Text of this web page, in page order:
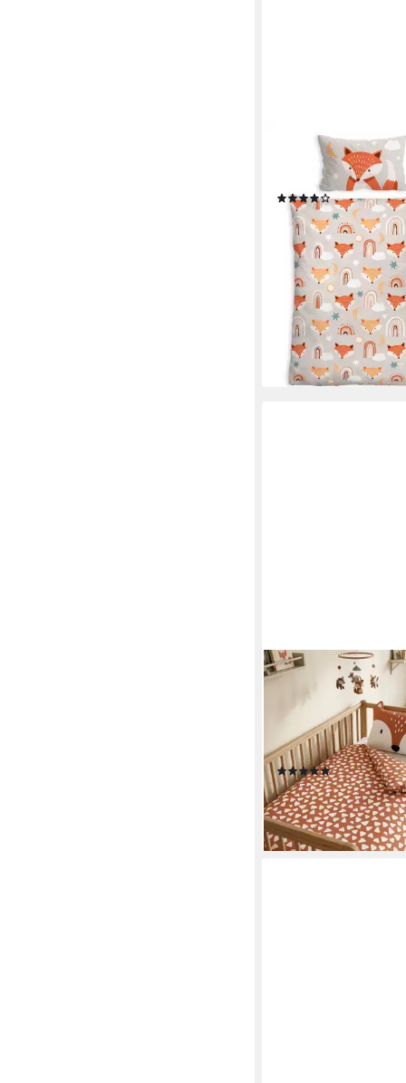
STOFFSCHMIEDE
Kinderbettwäsche, 3-
Bio-Baumwolle
(1)
19,99 € UVP 29,99 €
-33%
lieferbar - in 2-3
FAMILANDO
Babybettwäsche
40x60cm niedlicher
Ohren, Renforcé, 2
liebevollem Motiv &
(2)
26,95 € UVP39,95 €
-33%
lieferbar - in 4-5